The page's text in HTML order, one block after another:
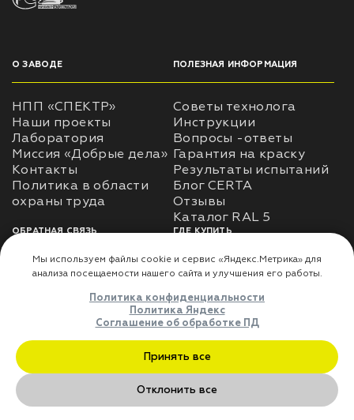
О ЗАВОДЕ
НПП «СПЕКТР»
Наши проекты
Лаборатория
Миссия «Добрые дела»
Контакты
Политика в области
ПОЛЕЗНАЯ ИНФОРМАЦИЯ
Советы технолога
Инструкции
Вопросы -ответы
Гарантия на краску
Результаты испытаний
Блог CERTA
Отзывы
Каталог RAL 5
ОБРАТНАЯ СВЯЗЬ
Использование
использования личных
Оферта
ГДЕ КУПИТЬ
Доставка
Где купить
ДЛЯ ПАРТНЁРОВ
Преимущества